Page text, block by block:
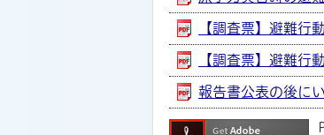
【調査票】避難行
【調査票】避難行
報告書公表の後に